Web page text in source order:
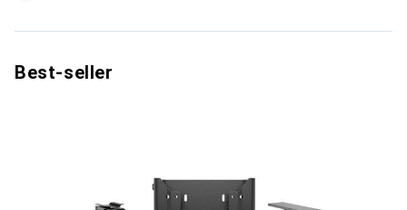
Best-seller